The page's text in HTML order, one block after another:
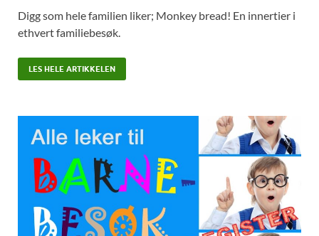
Digg som hele familien liker; Monkey bread! En innertier i
ethvert familiebesøk.
LES HELE ARTIKKELEN